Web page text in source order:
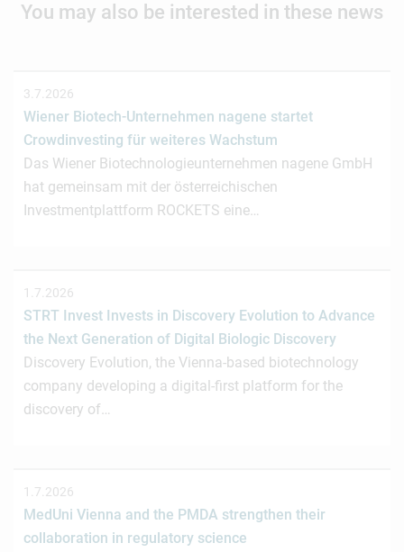
You may also be interested in these news
3.7.2026
Wiener Biotech-Unternehmen nagene startet
Crowdinvesting für weiteres Wachstum
Das Wiener Biotechnologieunternehmen nagene GmbH
hat gemeinsam mit der österreichischen
Investmentplattform ROCKETS eine…
1.7.2026
STRT Invest Invests in Discovery Evolution to Advance
the Next Generation of Digital Biologic Discovery
Discovery Evolution, the Vienna-based biotechnology
company developing a digital-first platform for the
discovery of…
1.7.2026
MedUni Vienna and the PMDA strengthen their
collaboration in regulatory science